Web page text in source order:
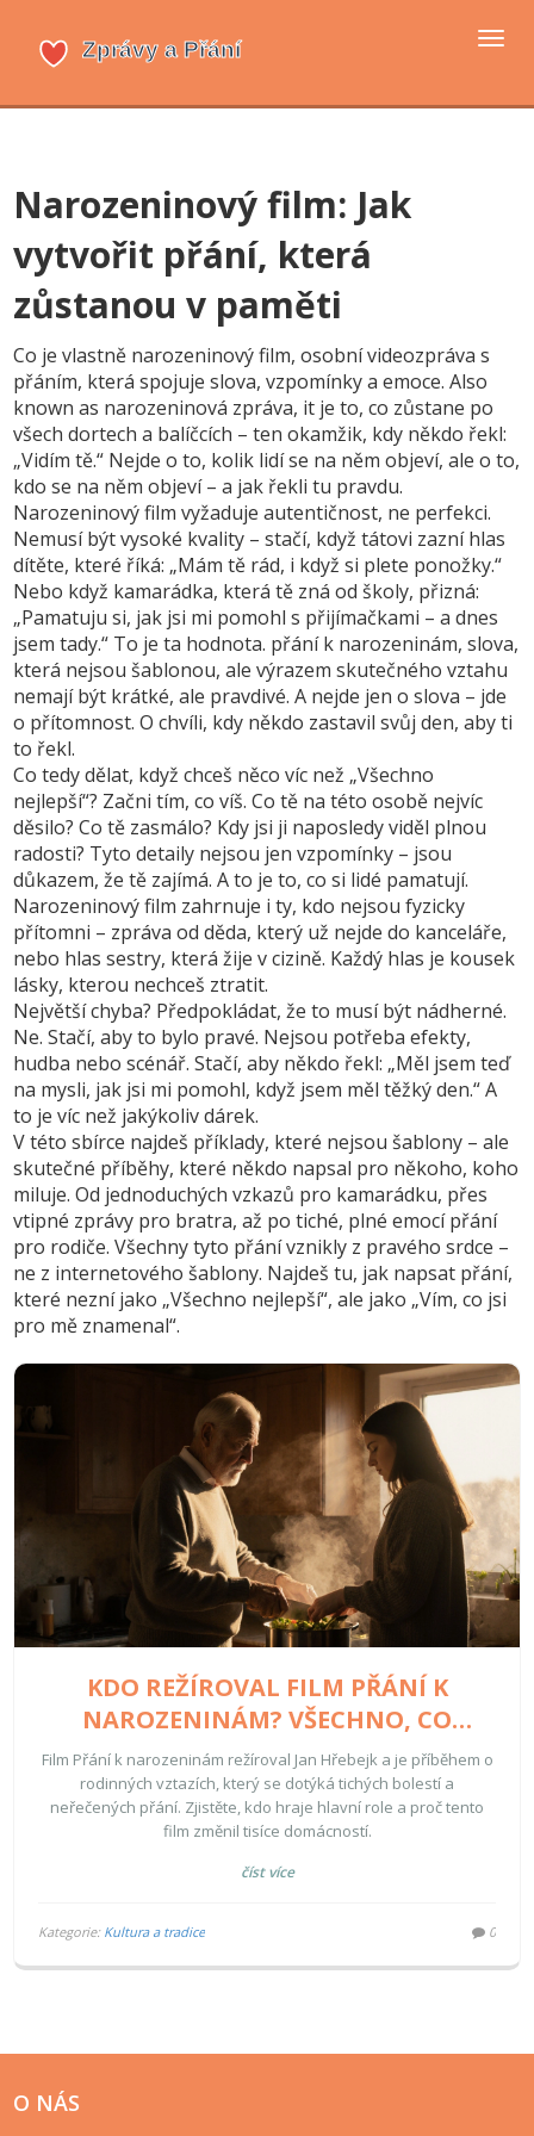
Narozeninový film: Jak
vytvořit přání, která
zůstanou v paměti
Co je vlastně narozeninový film,osobní videozpráva s
přáním, která spojuje slova, vzpomínky a emoce. Also
known as narozeninová zpráva, it je to, co zůstane po
všech dortech a balíčcích – ten okamžik, kdy někdo řekl:
„Vidím tě.“ Nejde o to, kolik lidí se na něm objeví, ale o to,
kdo se na něm objeví – a jak řekli tu pravdu.
Narozeninový filmvyžaduje autentičnost, ne perfekci.
Nemusí být vysoké kvality – stačí, když tátovi zazní hlas
dítěte, které říká: „Mám tě rád, i když si plete ponožky.“
Nebo když kamarádka, která tě zná od školy, přizná:
„Pamatuju si, jak jsi mi pomohl s přijímačkami – a dnes
jsem tady.“ To je ta hodnota. přání k narozeninám,slova,
která nejsou šablonou, ale výrazem skutečného vztahu
nemají být krátké, ale pravdivé. A nejde jen o slova – jde
o přítomnost. O chvíli, kdy někdo zastavil svůj den, aby ti
to řekl.
Co tedy dělat, když chceš něco víc než „Všechno
nejlepší“? Začni tím, co víš. Co tě na této osobě nejvíc
děsilo? Co tě zasmálo? Kdy jsi ji naposledy viděl plnou
radosti? Tyto detaily nejsou jen vzpomínky – jsou
důkazem, že tě zajímá. A to je to, co si lidé pamatují.
Narozeninový film zahrnuje i ty, kdo nejsou fyzicky
přítomni – zpráva od děda, který už nejde do kanceláře,
nebo hlas sestry, která žije v cizině. Každý hlas je kousek
lásky, kterou nechceš ztratit.
Největší chyba? Předpokládat, že to musí být nádherné.
Ne. Stačí, aby to bylo pravé. Nejsou potřeba efekty,
hudba nebo scénář. Stačí, aby někdo řekl: „Měl jsem teď
na mysli, jak jsi mi pomohl, když jsem měl těžký den.“ A
to je víc než jakýkoliv dárek.
V této sbírce najdeš příklady, které nejsou šablony – ale
skutečné příběhy, které někdo napsal pro někoho, koho
miluje. Od jednoduchých vzkazů pro kamarádku, přes
vtipné zprávy pro bratra, až po tiché, plné emocí přání
pro rodiče. Všechny tyto přání vznikly z pravého srdce –
ne z internetového šablony. Najdeš tu, jak napsat přání,
které nezní jako „Všechno nejlepší“, ale jako „Vím, co jsi
pro mě znamenal“.
KDO REŽÍROVAL FILM PŘÁNÍ K
NAROZENINÁM? VŠECHNO, CO
POTŘEBUJETE VĚDĚT O FILMU
Film Přání k narozeninám režíroval Jan Hřebejk a je příběhem o
rodinných vztazích, který se dotýká tichých bolestí a
neřečených přání. Zjistěte, kdo hraje hlavní role a proč tento
film změnil tisíce domácností.
číst více
Kategorie: Kultura a tradice 0
O NÁS